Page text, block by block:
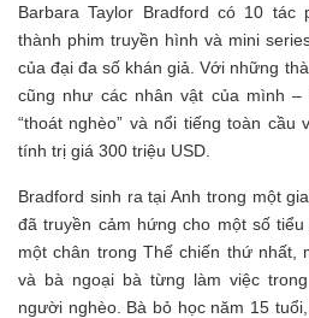
Barbara Taylor Bradford có 10 tác
thành phim truyền hình và mini
của đại đa số khán giả. Với những
cũng như các nhân vật của mình
“thoát nghèo” và nổi tiếng toàn
tính trị giá 300 triệu USD.
Bradford sinh ra tại Anh trong một
đã truyền cảm hứng cho một số
một chân trong Thế chiến thứ nhất,
và bà ngoại bà từng làm việc
người nghèo. Bà bỏ học năm 15